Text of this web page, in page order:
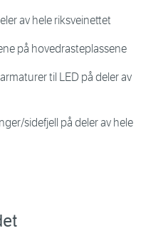
av hele riksveinettet
på hovedrasteplassene
til LED på deler av
sidefjell på deler av hele